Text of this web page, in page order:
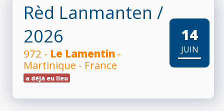
Rèd Lanmanten /
2026
972 - Le Lamentin -
Martinique - France
a déjà eu lieu
14
JUIN